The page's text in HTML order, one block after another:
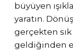
büyüyen
yaratın.
gerçekten
geldiğinden